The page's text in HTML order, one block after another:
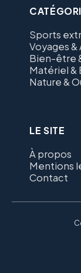
Sports
Voyages
Bien-être
Matériel &
Nature &
LE SITE
À propos
Mentions
Contact